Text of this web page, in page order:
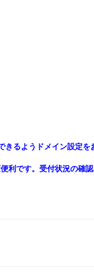
るようドメイン設定を
利です。受付状況の確